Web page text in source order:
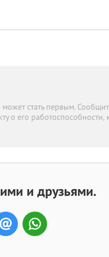
может стать первым.
о его работоспособности,
и друзьями.